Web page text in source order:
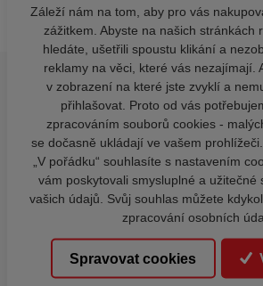
Záleží nám na tom, aby pro vás
zážitkem. Abyste na našich stránkách
hledáte, ušetřili spoustu klikání a
reklamy na věci, které vás nezajímají.
v zobrazení na které jste zvyklí a
přihlašovat. Proto od vás
zpracováním souborů cookies -
se dočasně ukládají ve vašem
„V pořádku“ souhlasíte s nastavením
vám poskytovali smysluplné a užitečné
vašich údajů. Svůj souhlas můžete
zpracování osobních
Spravovat cookies